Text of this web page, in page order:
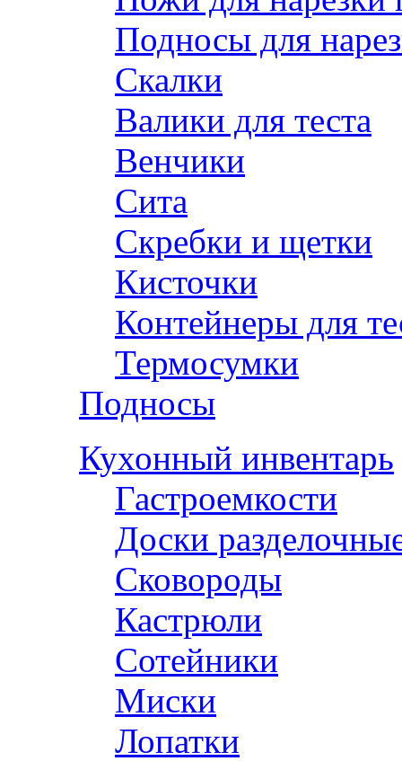
Подносы для
Скалки
Валики для теста
Венчики
Сита
Скребки и щетки
Кисточки
Контейнеры для
Термосумки
Подносы
Кухонный инвентарь
Гастроемкости
Доски
Сковороды
Кастрюли
Сотейники
Миски
Лопатки